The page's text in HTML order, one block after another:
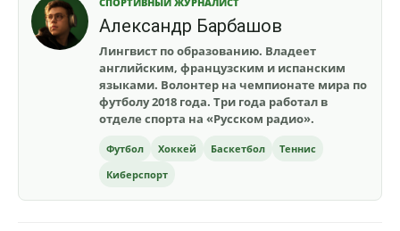
Александр Барбашов
Лингвист по образованию. Владеет
английским, французским и испанским
языками. Волонтер на чемпионате мира по
футболу 2018 года. Три года работал в
отделе спорта на «Русском радио».
Футбол Хоккей Баскетбол
Теннис
Киберспорт